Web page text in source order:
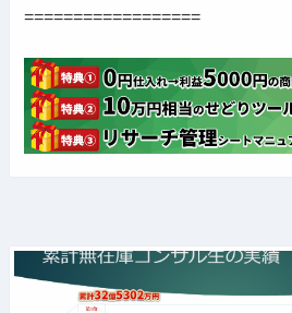
==================